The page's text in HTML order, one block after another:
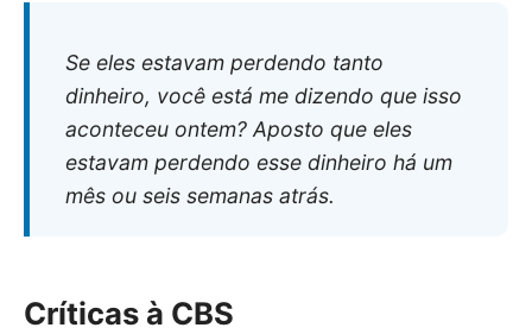
Se eles estavam perdendo tanto
dinheiro, você está me dizendo que isso
aconteceu ontem? Aposto que eles
estavam perdendo esse dinheiro há um
mês ou seis semanas atrás.
Críticas à CBS